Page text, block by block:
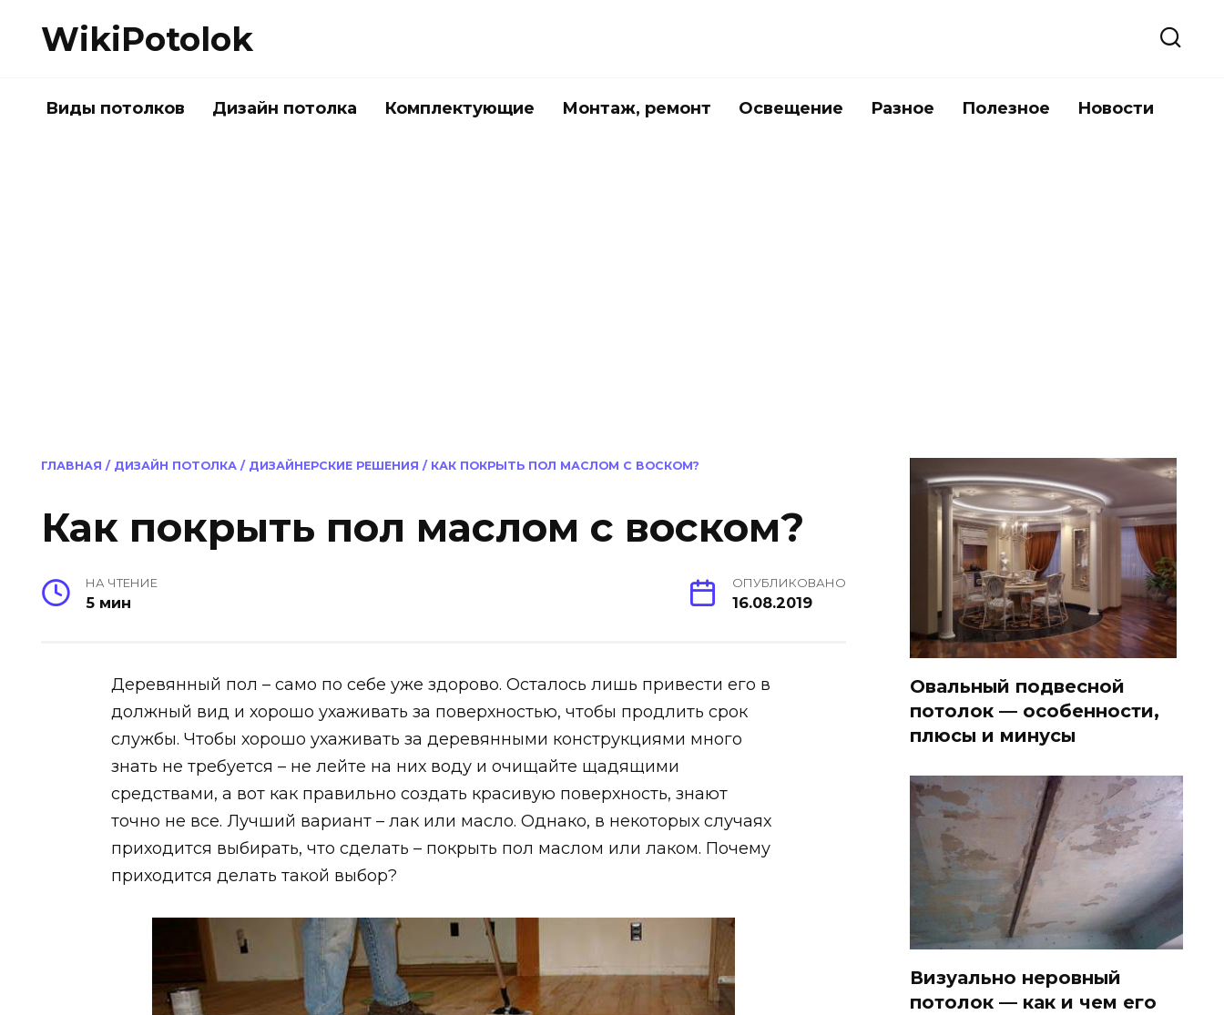
WikiPotolok
Виды потолков Дизайн потолка Комплектующие Монтаж, ремонт Освещение Разное Полезное Новости
ГЛАВНАЯ / ДИЗАЙН ПОТОЛКА / ДИЗАЙНЕРСКИЕ РЕШЕНИЯ / КАК ПОКРЫТЬ ПОЛ МАСЛОМ С ВОСКОМ?
Как покрыть пол маслом с воском?
НА ЧТЕНИЕ
5 мин
ОПУБЛИКОВАНО
16.08.2019
Деревянный пол – само по себе уже здорово. Осталось лишь привести его в
должный вид и хорошо ухаживать за поверхностью, чтобы продлить срок
службы. Чтобы хорошо ухаживать за деревянными конструкциями много
знать не требуется – не лейте на них воду и очищайте щадящими
средствами, а вот как правильно создать красивую поверхность, знают
точно не все. Лучший вариант – лак или масло. Однако, в некоторых случаях
приходится выбирать, что сделать – покрыть пол маслом или лаком. Почему
приходится делать такой выбор?
Овальный подвесной
потолок — особенности,
плюсы и минусы
Визуально неровный
потолок — как и чем его